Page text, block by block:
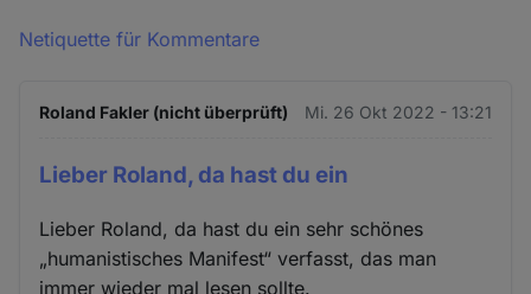
Netiquette für Kommentare
Roland Fakler (nicht überprüft) Mi. 26 Okt 2022 - 13:21
Lieber Roland, da hast du ein
Lieber Roland, da hast du ein sehr schönes
„humanistisches Manifest“ verfasst, das man
immer wieder mal lesen sollte.